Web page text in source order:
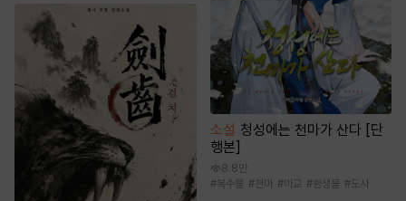
소설 청성에는 천마가 산다 [단
행본]
8.8만
#복수물 #천마 #마교 #환생물 #도사